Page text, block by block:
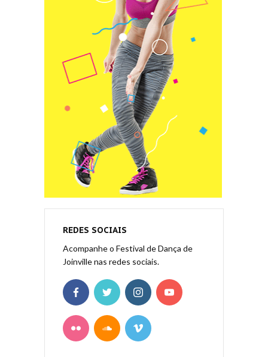
REDES SOCIAIS
Acompanhe o Festival de Dança de
Joinville nas redes sociais.